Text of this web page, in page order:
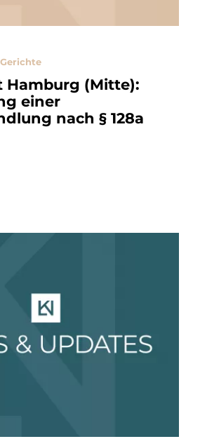
Hamburg (Mitte):
einer
nach § 128a